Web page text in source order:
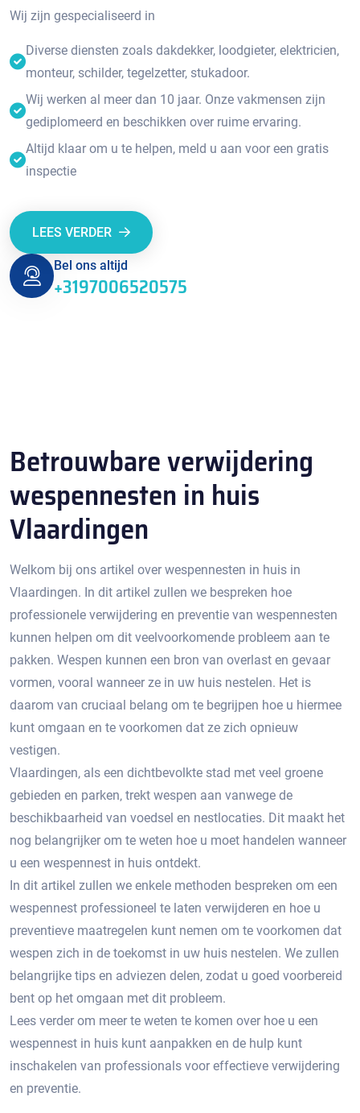
Wij zijn gespecialiseerd in
Diverse diensten zoals dakdekker, loodgieter, elektricien,
monteur, schilder, tegelzetter, stukadoor.
Wij werken al meer dan 10 jaar. Onze vakmensen zijn
gediplomeerd en beschikken over ruime ervaring.
Altijd klaar om u te helpen, meld u aan voor een gratis
inspectie
LEES VERDER
Bel ons altijd
+3197006520575
Betrouwbare verwijdering
wespennesten in huis
Vlaardingen
Welkom bij ons artikel over wespennesten in huis in
Vlaardingen.​ In dit artikel zullen we bespreken hoe
professionele verwijdering en preventie van wespennesten
kunnen helpen om dit veelvoorkomende probleem aan te
pakken.​ Wespen kunnen een bron van overlast en gevaar
vormen‚ vooral wanneer ze in uw huis nestelen.​ Het is
daarom van cruciaal belang om te begrijpen hoe u hiermee
kunt omgaan en te voorkomen dat ze zich opnieuw
vestigen.
Vlaardingen‚ als een dichtbevolkte stad met veel groene
gebieden en parken‚ trekt wespen aan vanwege de
beschikbaarheid van voedsel en nestlocaties.​ Dit maakt het
nog belangrijker om te weten hoe u moet handelen wanneer
u een wespennest in huis ontdekt.​
In dit artikel zullen we enkele methoden bespreken om een
wespennest professioneel te laten verwijderen en hoe u
preventieve maatregelen kunt nemen om te voorkomen dat
wespen zich in de toekomst in uw huis nestelen. We zullen
belangrijke tips en adviezen delen‚ zodat u goed voorbereid
bent op het omgaan met dit probleem.​
Lees verder om meer te weten te komen over hoe u een
wespennest in huis kunt aanpakken en de hulp kunt
inschakelen van professionals voor effectieve verwijdering
en preventie.​